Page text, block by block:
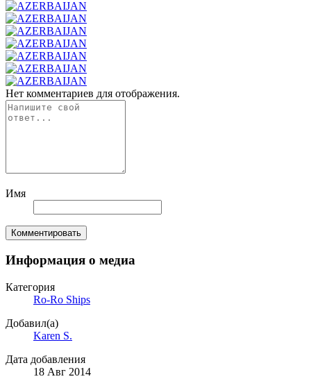
Нет комментариев для отображения.
Имя
Комментировать
Информация о медиа
Категория
Ro-Ro Ships
Добавил(а)
Karen S.
Дата добавления
18 Авг 2014